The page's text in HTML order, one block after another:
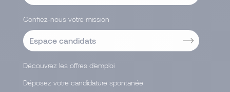
Confiez-nous votre mission
Espace candidats
Découvrez les offres d'emploi
Déposez votre candidature spontanée